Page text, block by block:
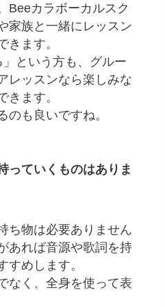
Beeカラボーカルスク
家族と一緒にレッスン
きます。
」という方も、グルー
レッスンなら楽しみな
きます。
のも良いですね。
っていくものはありま
ち物は必要ありません
あれば音源や歌詞を持
すめします。
なく、全身を使って表